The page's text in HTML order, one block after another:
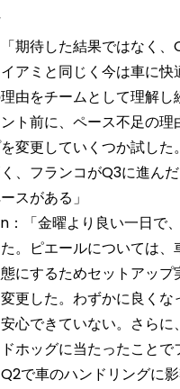
期待した結果ではなく、
アミと同じく今は車に快
由をチームとして理解し
ト前に、ペース不足の理
変更していくつか試した
、フランコがQ3に進ん
スがある」
「金曜より良い一日で
。ピエールについては、
にするためセットアップ
更した。わずかに良くな
心できていない。さらに
ホッグに当たったことで
で車のハンドリングに影